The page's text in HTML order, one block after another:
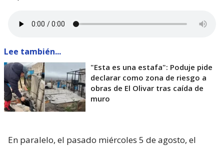
Lee también...
"Esta es una estafa": Poduje pide
declarar como zona de riesgo a
obras de El Olivar tras caída de
muro
En paralelo, el pasado miércoles 5 de agosto, el